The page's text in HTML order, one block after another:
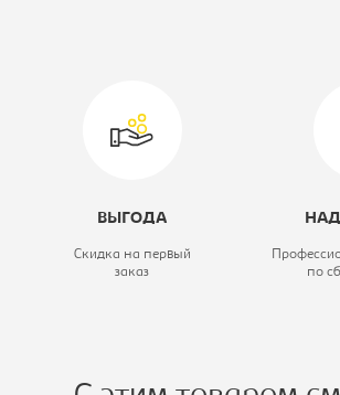
ВЫГОДА
Скидка на первый
заказ
по